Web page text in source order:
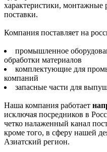
характеристики, монтажные
поставки.
Компания поставляет на
промышленное
обработки материалов
комплектующие для
компаний
запасные части для
Наша компания работает
исключая посредников в
четко налаженный канал
кроме того, в сферу нашей
Азиатский регион.